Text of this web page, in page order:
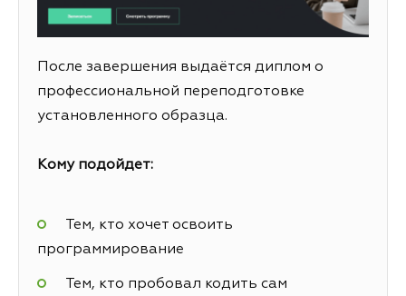
После завершения выдаётся диплом о
профессиональной переподготовке
установленного образца.
Кому подойдет:
Тем, кто хочет освоить
программирование
Тем, кто пробовал кодить сам